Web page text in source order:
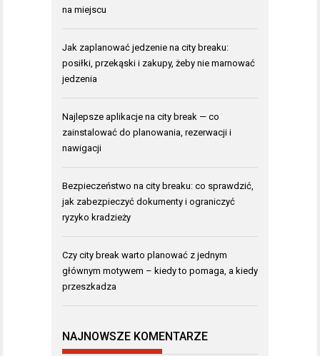
na miejscu
Jak zaplanować jedzenie na city breaku:
posiłki, przekąski i zakupy, żeby nie marnować
jedzenia
Najlepsze aplikacje na city break — co
zainstalować do planowania, rezerwacji i
nawigacji
Bezpieczeństwo na city breaku: co sprawdzić,
jak zabezpieczyć dokumenty i ograniczyć
ryzyko kradzieży
Czy city break warto planować z jednym
głównym motywem – kiedy to pomaga, a kiedy
przeszkadza
NAJNOWSZE KOMENTARZE